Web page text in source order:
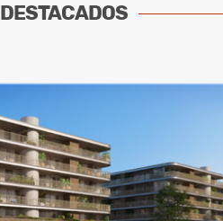
DESTACADOS